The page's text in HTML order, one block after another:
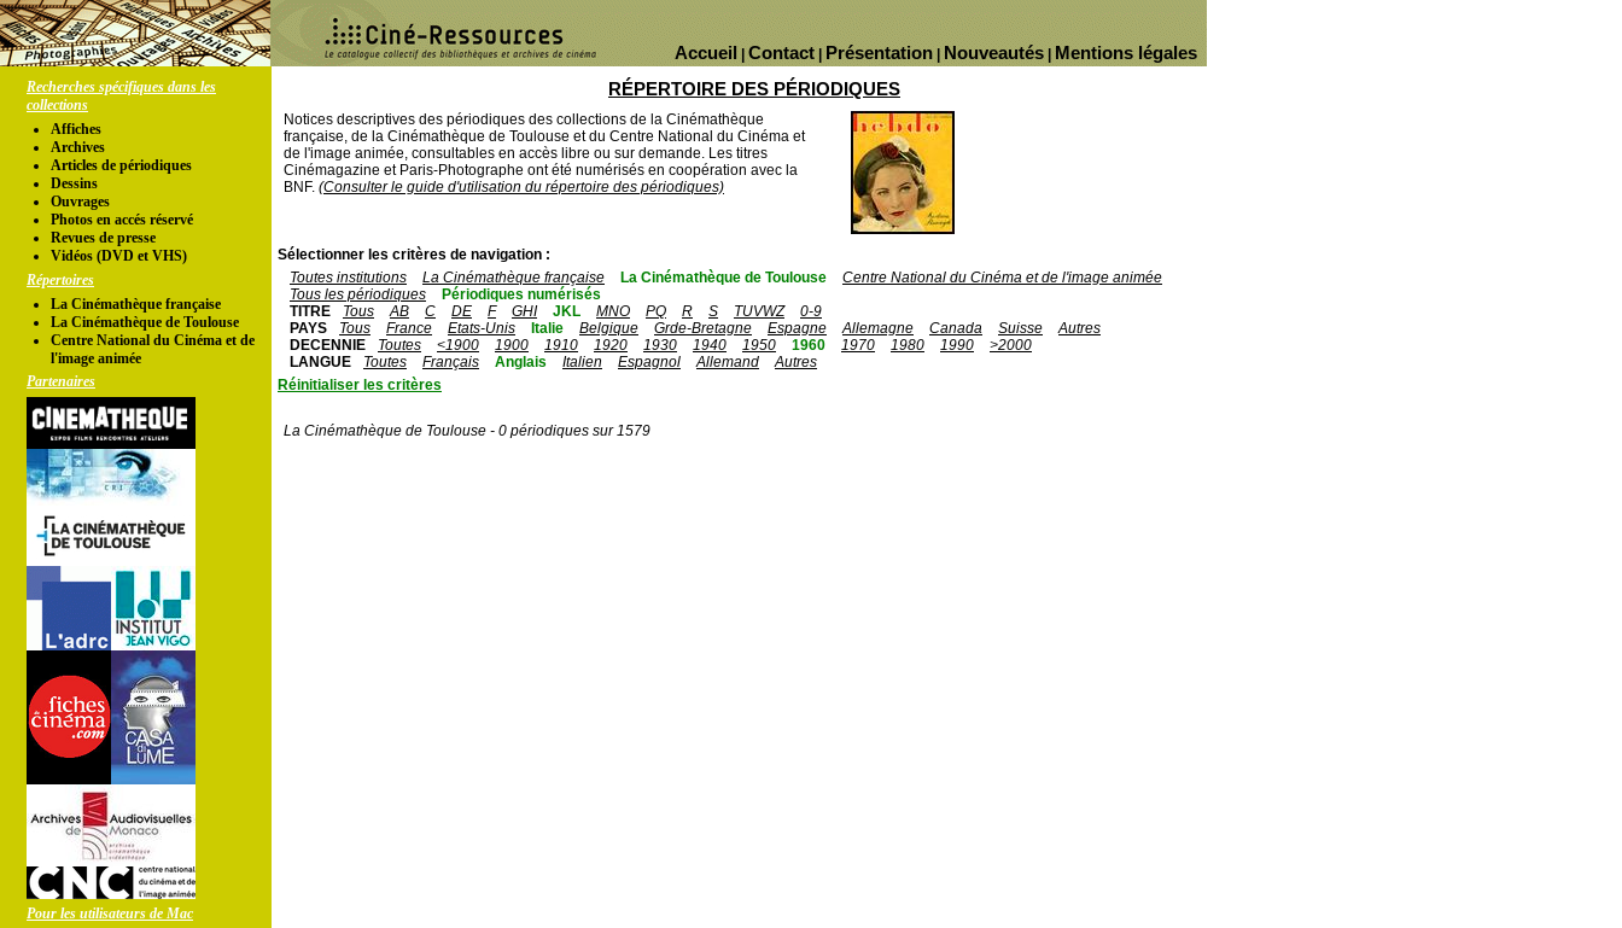
Mentions légales
Nouveautés
Présentation
Contact
Accueil
Recherches spécifiques dans les
collections
Affiches
Archives
Articles de périodiques
Dessins
Ouvrages
Photos en accés réservé
Revues de presse
Vidéos (DVD et VHS)
Répertoires
La Cinémathèque française
La Cinémathèque de Toulouse
Centre National du Cinéma et de
l'image animée
Partenaires
Pour les utilisateurs de Mac
RÉPERTOIRE DES PÉRIODIQUES
Notices descriptives des périodiques des collections de la Cinémathèque
française, de la Cinémathèque de Toulouse et du Centre National du Cinéma et
de l'image animée, consultables en accès libre ou sur demande. Les titres
Cinémagazine et Paris-Photographe ont été numérisés en coopération avec la
BNF. (Consulter le guide d'utilisation du répertoire des périodiques)
Sélectionner les critères de navigation :
Toutes institutions
La Cinémathèque française La Cinémathèque de Toulouse
Centre National du Cinéma et de l'image animée
Tous les périodiques
Périodiques numérisés
TITRE
Tous AB C DE F GHI JKL MNO PQ R S TUVWZ
0-9
PAYS
Tous France Etats-Unis Italie Belgique Grde-Bretagne Espagne Allemagne Canada Suisse
Autres
DECENNIE
Toutes <1900 1900 1910 1920 1930 1940 1950 1960 1970 1980 1990
>2000
LANGUE
Toutes Français Anglais Italien Espagnol Allemand
Autres
Réinitialiser les critères
La Cinémathèque de Toulouse - 0 périodiques sur 1579